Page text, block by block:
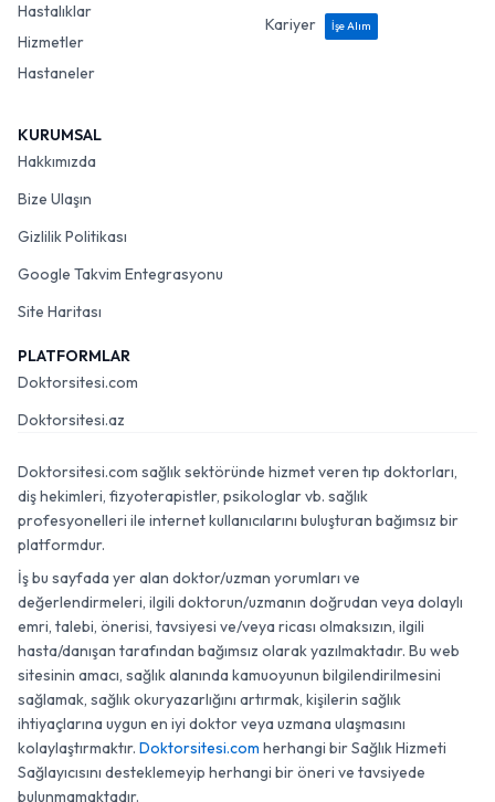
Hastalıklar
Hizmetler
Hastaneler
Kariyer
İşe Alım
KURUMSAL
Hakkımızda
Bize Ulaşın
Gizlilik Politikası
Google Takvim Entegrasyonu
Site Haritası
PLATFORMLAR
Doktorsitesi.com
Doktorsitesi.az
Doktorsitesi.com sağlık sektöründe hizmet veren tıp doktorları,
diş hekimleri, fizyoterapistler, psikologlar vb. sağlık
profesyonelleri ile internet kullanıcılarını buluşturan bağımsız bir
platformdur.
İş bu sayfada yer alan doktor/uzman yorumları ve
değerlendirmeleri, ilgili doktorun/uzmanın doğrudan veya dolaylı
emri, talebi, önerisi, tavsiyesi ve/veya ricası olmaksızın, ilgili
hasta/danışan tarafından bağımsız olarak yazılmaktadır. Bu web
sitesinin amacı, sağlık alanında kamuoyunun bilgilendirilmesini
sağlamak, sağlık okuryazarlığını artırmak, kişilerin sağlık
ihtiyaçlarına uygun en iyi doktor veya uzmana ulaşmasını
kolaylaştırmaktır. Doktorsitesi.com herhangi bir Sağlık Hizmeti
Sağlayıcısını desteklemeyip herhangi bir öneri ve tavsiyede
bulunmamaktadır.